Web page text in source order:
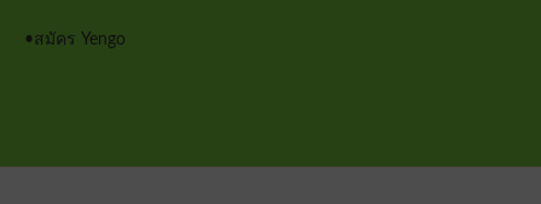
•สมัคร Yengo